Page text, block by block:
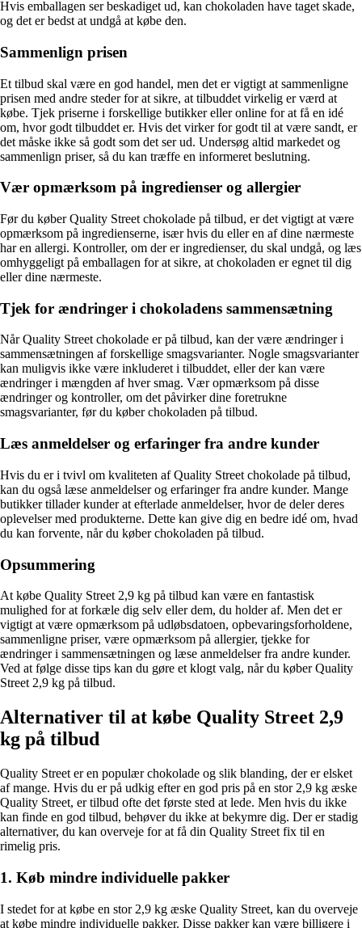
Hvis emballagen ser beskadiget ud, kan chokoladen have taget skade,
og det er bedst at undgå at købe den.
Sammenlign prisen
Et tilbud skal være en god handel, men det er vigtigt at sammenligne
prisen med andre steder for at sikre, at tilbuddet virkelig er værd at
købe. Tjek priserne i forskellige butikker eller online for at få en idé
om, hvor godt tilbuddet er. Hvis det virker for godt til at være sandt, er
det måske ikke så godt som det ser ud. Undersøg altid markedet og
sammenlign priser, så du kan træffe en informeret beslutning.
Vær opmærksom på ingredienser og allergier
Før du køber Quality Street chokolade på tilbud, er det vigtigt at være
opmærksom på ingredienserne, især hvis du eller en af dine nærmeste
har en allergi. Kontroller, om der er ingredienser, du skal undgå, og læs
omhyggeligt på emballagen for at sikre, at chokoladen er egnet til dig
eller dine nærmeste.
Tjek for ændringer i chokoladens sammensætning
Når Quality Street chokolade er på tilbud, kan der være ændringer i
sammensætningen af ​​forskellige smagsvarianter. Nogle smagsvarianter
kan muligvis ikke være inkluderet i tilbuddet, eller der kan være
ændringer i mængden af hver smag. Vær opmærksom på disse
ændringer og kontroller, om det påvirker dine foretrukne
smagsvarianter, før du køber chokoladen på tilbud.
Læs anmeldelser og erfaringer fra andre kunder
Hvis du er i tvivl om kvaliteten af Quality Street chokolade på tilbud,
kan du også læse anmeldelser og erfaringer fra andre kunder. Mange
butikker tillader kunder at efterlade anmeldelser, hvor de deler deres
oplevelser med produkterne. Dette kan give dig en bedre idé om, hvad
du kan forvente, når du køber chokoladen på tilbud.
Opsummering
At købe Quality Street 2,9 kg på tilbud kan være en fantastisk
mulighed for at forkæle dig selv eller dem, du holder af. Men det er
vigtigt at være opmærksom på udløbsdatoen, opbevaringsforholdene,
sammenligne priser, være opmærksom på allergier, tjekke for
ændringer i sammensætningen og læse anmeldelser fra andre kunder.
Ved at følge disse tips kan du gøre et klogt valg, når du køber Quality
Street 2,9 kg på tilbud.
Alternativer til at købe Quality Street 2,9
kg på tilbud
Quality Street er en populær chokolade og slik blanding, der er elsket
af mange. Hvis du er på udkig efter en god pris på en stor 2,9 kg æske
Quality Street, er tilbud ofte det første sted at lede. Men hvis du ikke
kan finde en god tilbud, behøver du ikke at bekymre dig. Der er stadig
alternativer, du kan overveje for at få din Quality Street fix til en
rimelig pris.
1. Køb mindre individuelle pakker
I stedet for at købe en stor 2,9 kg æske Quality Street, kan du overveje
at købe mindre individuelle pakker. Disse pakker kan være billigere i